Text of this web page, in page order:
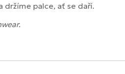
držíme palce, ať se daří.